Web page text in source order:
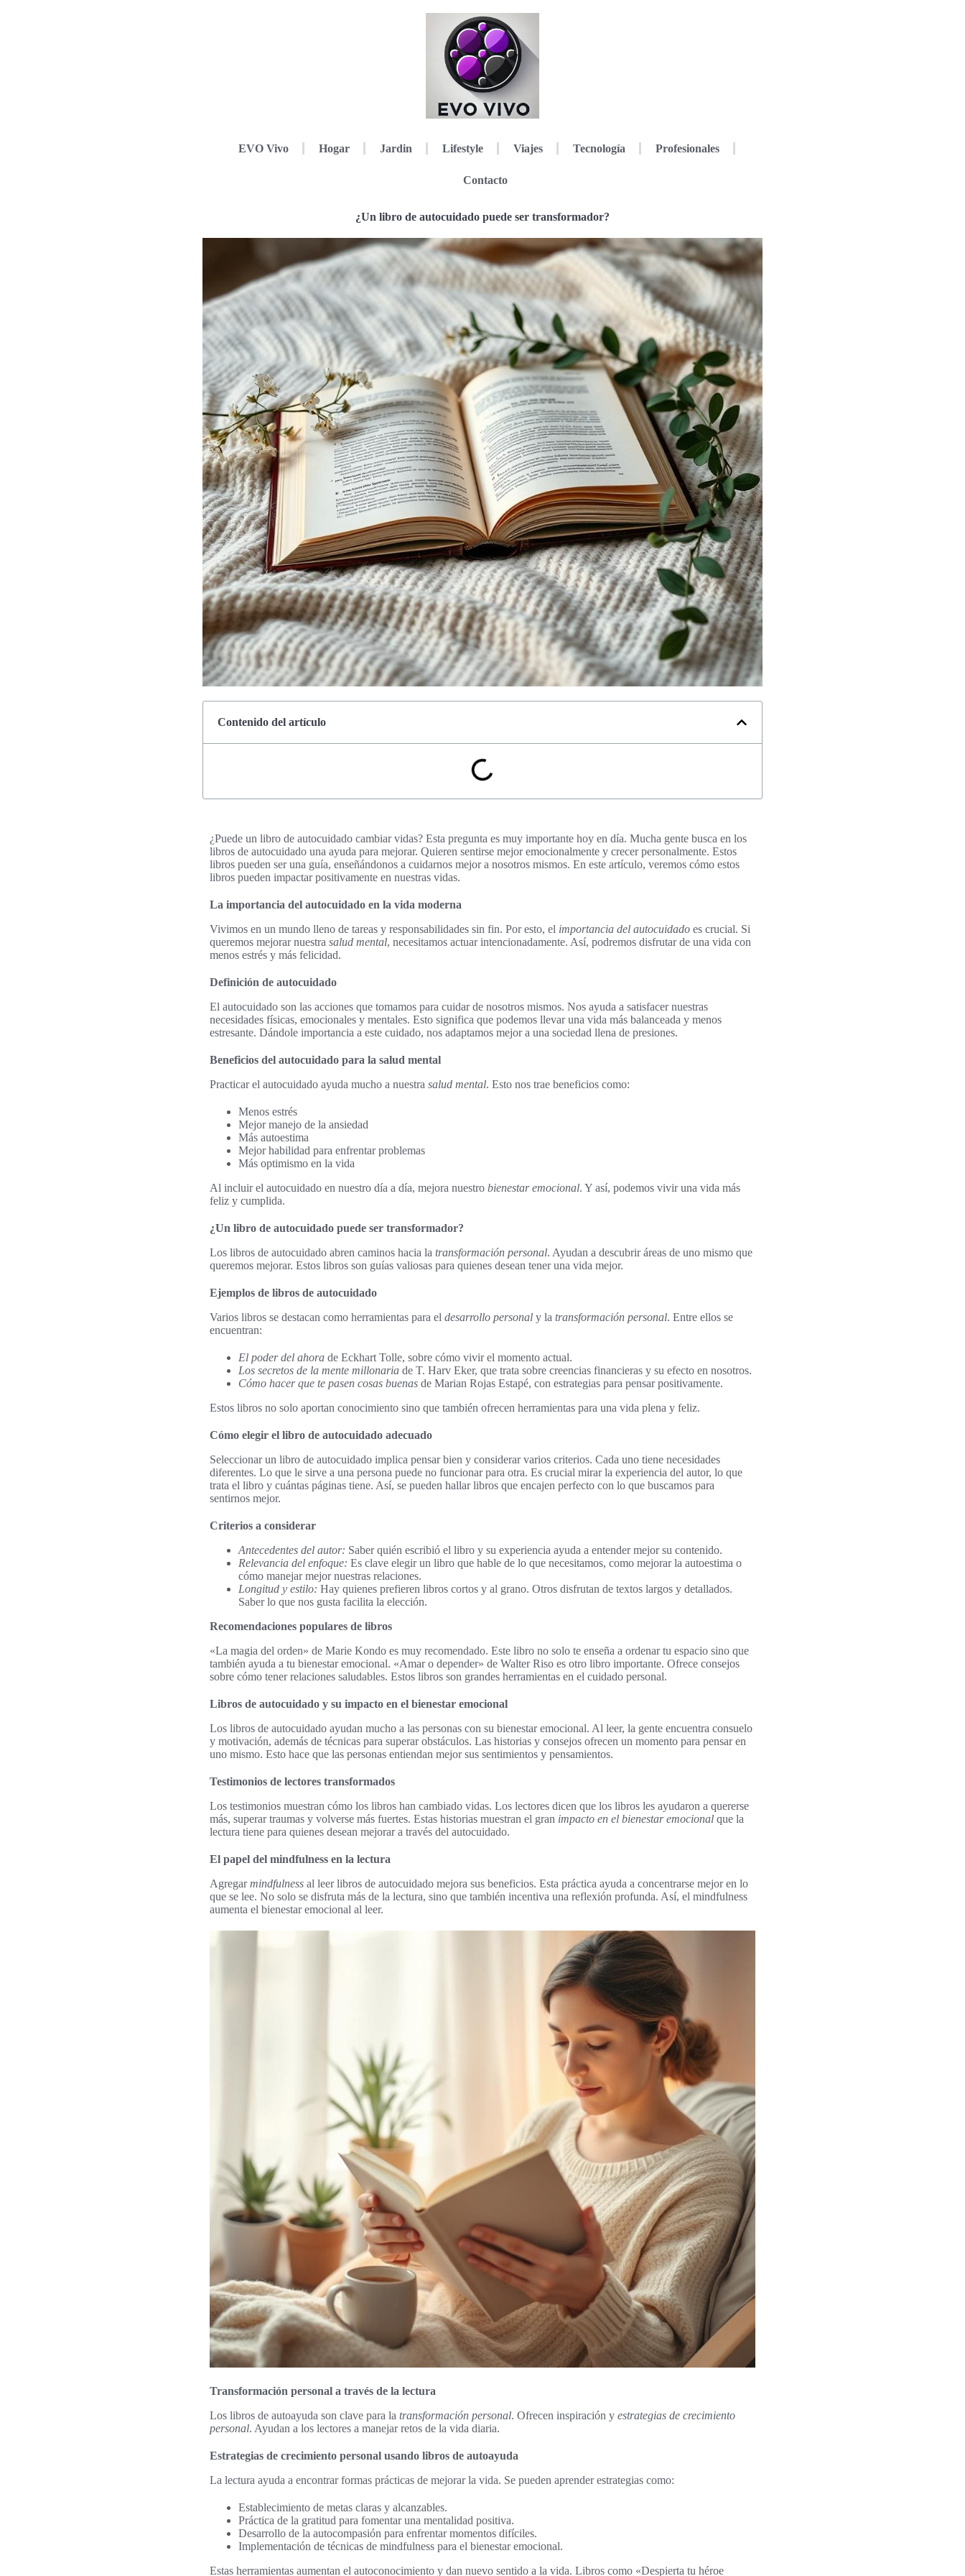
EVO Vivo Hogar Jardin Lifestyle Viajes Tecnología Profesionales
Contacto
¿Un libro de autocuidado puede ser transformador?
Contenido del artículo
¿Puede un libro de autocuidado cambiar vidas? Esta pregunta es muy importante hoy en día. Mucha gente busca en los
libros de autocuidado una ayuda para mejorar. Quieren sentirse mejor emocionalmente y crecer personalmente. Estos
libros pueden ser una guía, enseñándonos a cuidarnos mejor a nosotros mismos. En este artículo, veremos cómo estos
libros pueden impactar positivamente en nuestras vidas.
La importancia del autocuidado en la vida moderna
Vivimos en un mundo lleno de tareas y responsabilidades sin fin. Por esto, el importancia del autocuidado es crucial. Si
queremos mejorar nuestra salud mental, necesitamos actuar intencionadamente. Así, podremos disfrutar de una vida con
menos estrés y más felicidad.
Definición de autocuidado
El autocuidado son las acciones que tomamos para cuidar de nosotros mismos. Nos ayuda a satisfacer nuestras
necesidades físicas, emocionales y mentales. Esto significa que podemos llevar una vida más balanceada y menos
estresante. Dándole importancia a este cuidado, nos adaptamos mejor a una sociedad llena de presiones.
Beneficios del autocuidado para la salud mental
Practicar el autocuidado ayuda mucho a nuestra salud mental. Esto nos trae beneficios como:
Menos estrés
Mejor manejo de la ansiedad
Más autoestima
Mejor habilidad para enfrentar problemas
Más optimismo en la vida
Al incluir el autocuidado en nuestro día a día, mejora nuestro bienestar emocional. Y así, podemos vivir una vida más
feliz y cumplida.
¿Un libro de autocuidado puede ser transformador?
Los libros de autocuidado abren caminos hacia la transformación personal. Ayudan a descubrir áreas de uno mismo que
queremos mejorar. Estos libros son guías valiosas para quienes desean tener una vida mejor.
Ejemplos de libros de autocuidado
Varios libros se destacan como herramientas para el desarrollo personal y la transformación personal. Entre ellos se
encuentran:
El poder del ahora de Eckhart Tolle, sobre cómo vivir el momento actual.
Los secretos de la mente millonaria de T. Harv Eker, que trata sobre creencias financieras y su efecto en nosotros.
Cómo hacer que te pasen cosas buenas de Marian Rojas Estapé, con estrategias para pensar positivamente.
Estos libros no solo aportan conocimiento sino que también ofrecen herramientas para una vida plena y feliz.
Cómo elegir el libro de autocuidado adecuado
Seleccionar un libro de autocuidado implica pensar bien y considerar varios criterios. Cada uno tiene necesidades
diferentes. Lo que le sirve a una persona puede no funcionar para otra. Es crucial mirar la experiencia del autor, lo que
trata el libro y cuántas páginas tiene. Así, se pueden hallar libros que encajen perfecto con lo que buscamos para
sentirnos mejor.
Criterios a considerar
Antecedentes del autor: Saber quién escribió el libro y su experiencia ayuda a entender mejor su contenido.
Relevancia del enfoque: Es clave elegir un libro que hable de lo que necesitamos, como mejorar la autoestima o
cómo manejar mejor nuestras relaciones.
Longitud y estilo: Hay quienes prefieren libros cortos y al grano. Otros disfrutan de textos largos y detallados.
Saber lo que nos gusta facilita la elección.
Recomendaciones populares de libros
«La magia del orden» de Marie Kondo es muy recomendado. Este libro no solo te enseña a ordenar tu espacio sino que
también ayuda a tu bienestar emocional. «Amar o depender» de Walter Riso es otro libro importante. Ofrece consejos
sobre cómo tener relaciones saludables. Estos libros son grandes herramientas en el cuidado personal.
Libros de autocuidado y su impacto en el bienestar emocional
Los libros de autocuidado ayudan mucho a las personas con su bienestar emocional. Al leer, la gente encuentra consuelo
y motivación, además de técnicas para superar obstáculos. Las historias y consejos ofrecen un momento para pensar en
uno mismo. Esto hace que las personas entiendan mejor sus sentimientos y pensamientos.
Testimonios de lectores transformados
Los testimonios muestran cómo los libros han cambiado vidas. Los lectores dicen que los libros les ayudaron a quererse
más, superar traumas y volverse más fuertes. Estas historias muestran el gran impacto en el bienestar emocional que la
lectura tiene para quienes desean mejorar a través del autocuidado.
El papel del mindfulness en la lectura
Agregarmindfulness al leer libros de autocuidado mejora sus beneficios. Esta práctica ayuda a concentrarse mejor en lo
que se lee. No solo se disfruta más de la lectura, sino que también incentiva una reflexión profunda. Así, el mindfulness
aumenta el bienestar emocional al leer.
Transformación personal a través de la lectura
Los libros de autoayuda son clave para la transformación personal. Ofrecen inspiración y estrategias de crecimiento
personal. Ayudan a los lectores a manejar retos de la vida diaria.
Estrategias de crecimiento personal usando libros de autoayuda
La lectura ayuda a encontrar formas prácticas de mejorar la vida. Se pueden aprender estrategias como:
Establecimiento de metas claras y alcanzables.
Práctica de la gratitud para fomentar una mentalidad positiva.
Desarrollo de la autocompasión para enfrentar momentos difíciles.
Implementación de técnicas de mindfulness para el bienestar emocional.
Estas herramientas aumentan el autoconocimiento y dan nuevo sentido a la vida. Libros como «Despierta tu héroe